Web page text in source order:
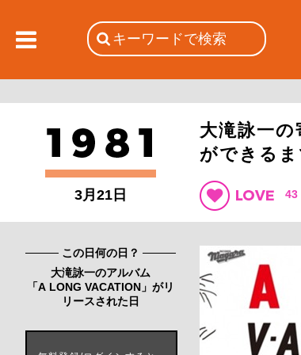
3月21日
大滝詠一
ができる
43
この日何の日？
大滝詠一のアルバム
「A LONG VACATION」がリ
リースされた日